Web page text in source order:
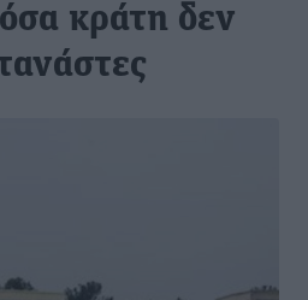
κράτη δεν